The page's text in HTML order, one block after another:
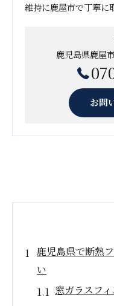
維持に鹿屋市で丁寧に
鹿児島県鹿屋
お問
鹿児島県で断熱
い
窓ガラスフ